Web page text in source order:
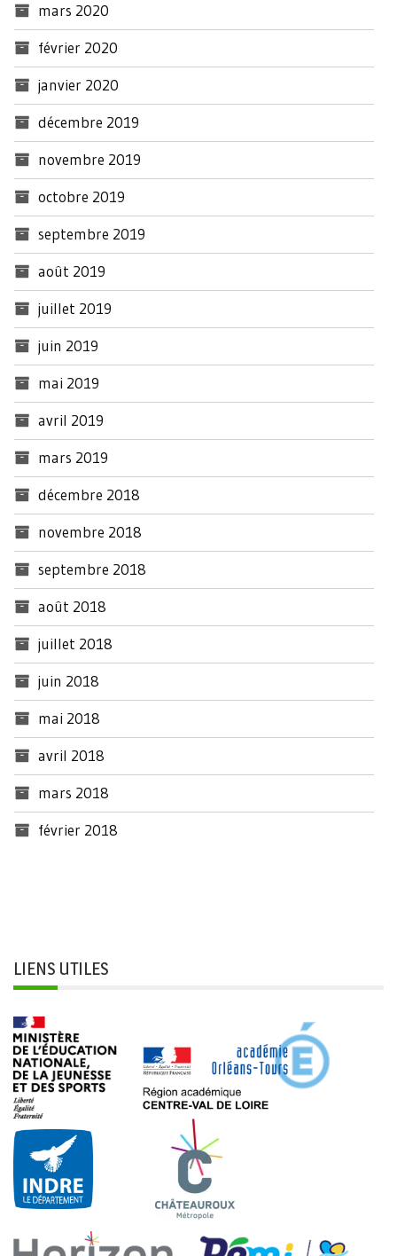
mars 2020
février 2020
janvier 2020
décembre 2019
novembre 2019
octobre 2019
septembre 2019
août 2019
juillet 2019
juin 2019
mai 2019
avril 2019
mars 2019
décembre 2018
novembre 2018
septembre 2018
août 2018
juillet 2018
juin 2018
mai 2018
avril 2018
mars 2018
février 2018
LIENS UTILES